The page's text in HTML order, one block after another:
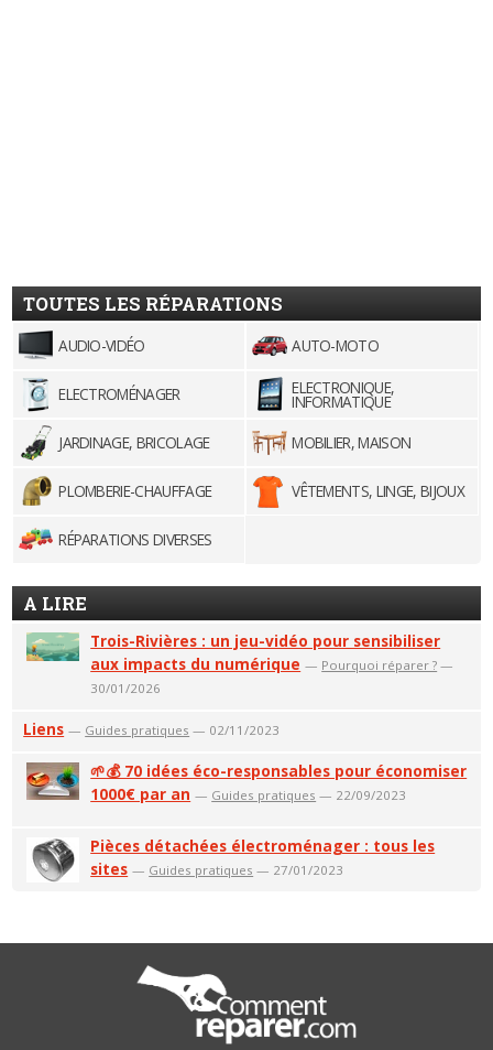
TOUTES LES RÉPARATIONS
AUDIO-VIDÉO AUTO-MOTO
ELECTROMÉNAGER ELECTRONIQUE,
INFORMATIQUE
JARDINAGE, BRICOLAGE
MOBILIER, MAISON
PLOMBERIE-CHAUFFAGE VÊTEMENTS, LINGE, BIJOUX
RÉPARATIONS DIVERSES
A LIRE
Trois-Rivières : un jeu-vidéo pour sensibiliser
aux impacts du numérique — Pourquoi réparer ? —
30/01/2026
Liens — Guides pratiques — 02/11/2023
🌱💰 70 idées éco-responsables pour économiser
1000€ par an — Guides pratiques — 22/09/2023
Pièces détachées électroménager : tous les
sites — Guides pratiques — 27/01/2023